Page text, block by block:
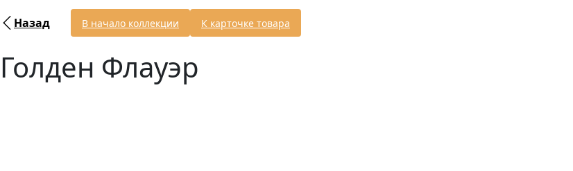
Назад В начало коллекции К карточке товара
Голден Флауэр